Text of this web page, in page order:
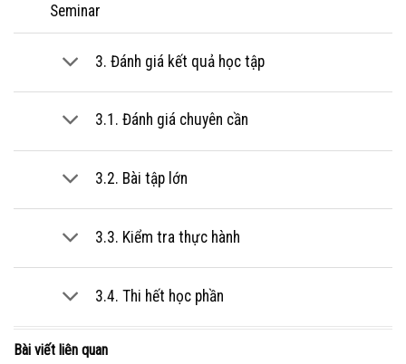
Seminar
3. Đánh giá kết quả học tập
3.1. Đánh giá chuyên cần
3.2. Bài tập lớn
3.3. Kiểm tra thực hành
3.4. Thi hết học phần
Bài viết liên quan